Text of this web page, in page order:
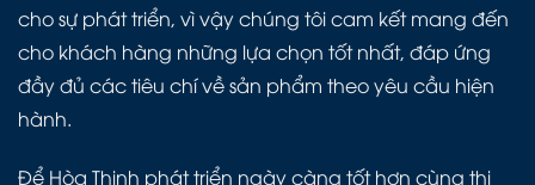
cho sự phát triển, vì vậy chúng tôi cam kết mang đến
cho khách hàng những lựa chọn tốt nhất, đáp ứng
đầy đủ các tiêu chí về sản phẩm theo yêu cầu hiện
hành.
Để Hòa Thịnh phát triển ngày càng tốt hơn cùng thị